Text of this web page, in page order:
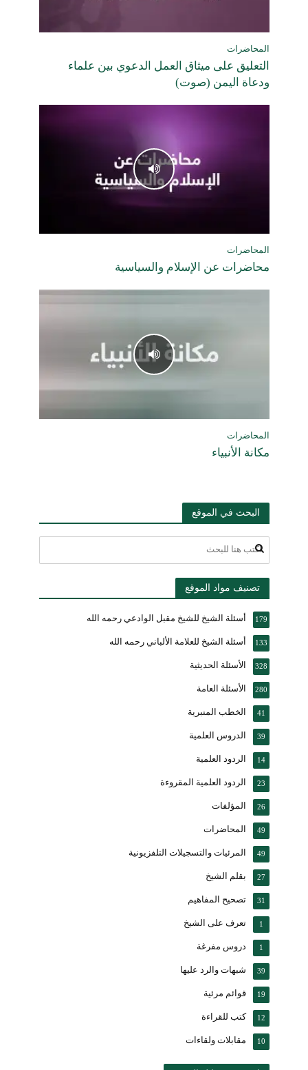
المحاضرات
التعليق على ميثاق العمل الدعوي بين علماء
ودعاة اليمن (صوت)
المحاضرات
محاضرات عن الإسلام والسياسية
المحاضرات
مكانة الأنبياء
البحث في الموقع
تصنيف مواد الموقع
أسئلة الشيخ للشيخ مقبل الوادعي رحمه الله 179
أسئلة الشيخ للعلامة الألباني رحمه الله 133
الأسئلة الحديثية 328
الأسئلة العامة 280
الخطب المنبرية 41
الدروس العلمية 39
الردود العلمية 14
الردود العلمية المقروءة 23
المؤلفات 26
المحاضرات 49
المرئيات والتسجيلات التلفزيونية 49
بقلم الشيخ 27
تصحيح المفاهيم 31
تعرف على الشيخ 1
دروس مفرغة 1
شبهات والرد عليها 39
قوائم مرئية 19
كتب للقراءة 12
مقابلات ولقاءات 10